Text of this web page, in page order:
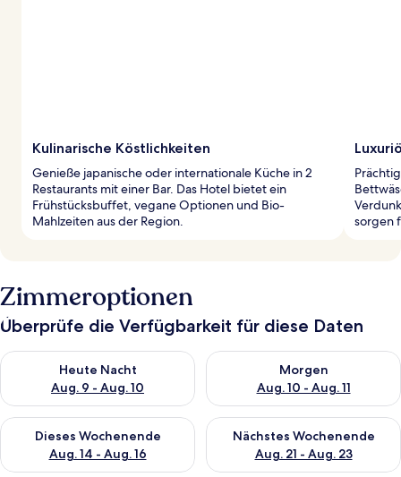
Kulinarische Köstlichkeiten
Genieße japanische oder internationale Küche in 2
Restaurants mit einer Bar. Das Hotel bietet ein
Frühstücksbuffet, vegane Optionen und Bio-
Mahlzeiten aus der Region.
sorgen
Zimmeroptionen
Überprüfe die Verfügbarkeit für diese Daten
Heute Nacht
Aug. 9 - Aug. 10
Überprüfe die Verfügbarkeit für heute Nacht, Aug. 9 - Aug.
Morgen
Aug. 10 - Aug. 11
Überprüfe die Verfügbarkeit
Dieses Wochenende
Aug. 14 - Aug. 16
Überprüfe die Verfügbarkeit für dieses Wochenende, Aug. 14
Nächstes Wochenende
Aug. 21 - Aug. 23
Überprüfe die Verfügbarkeit